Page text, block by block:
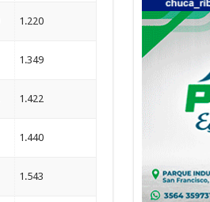
1.220
1.349
1.422
1.440
1.543